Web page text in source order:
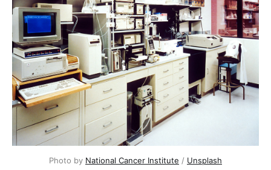
Photo by National Cancer Institute / Unsplash